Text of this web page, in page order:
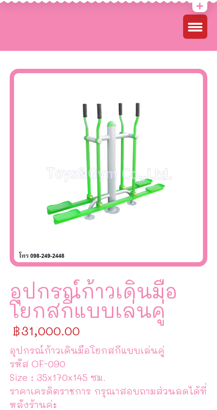
อุปกรณ์ก้าวเดินมือ
โยกสกีแบบเล่นคู่
฿31,000.00
อุปกรณ์ก้าวเดินมือโยกสกีแบบเล่นคู่
รหัส OF-090
Size : 35x170x145 ซม.
ราคาเครดิตราชการ กรุณาสอบถามส่วนลดได้ที่
หลังร้านค่ะ